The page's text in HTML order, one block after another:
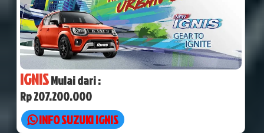
IGNISMulai dari :
Rp 207.200.000
INFO SUZUKI IGNIS